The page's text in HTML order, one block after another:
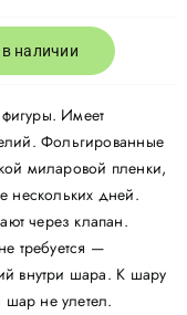
в наличии
Имеет
Фольгированные
миларовой пленки,
нескольких дней.
через клапан.
требуется —
внутри шара. К шару
шар не улетел.